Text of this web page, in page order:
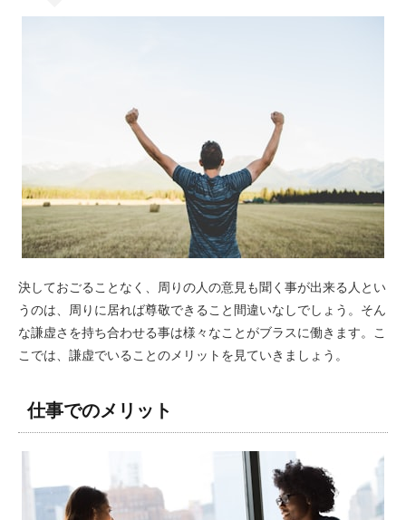
決しておごることなく、周りの人の意見も聞く事が出来る人とい
うのは、周りに居れば尊敬できること間違いなしでしょう。そん
な謙虚さを持ち合わせる事は様々なことがブラスに働きます。こ
こでは、謙虚でいることのメリットを見ていきましょう。
仕事でのメリット